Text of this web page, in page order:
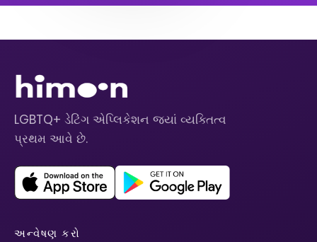
LGBTQ+ ડેટિંગ એપ્લિકેશન જ્યાં વ્યક્તિત્વ
પ્રથમ આવે છે.
અન્વેષણ કરો